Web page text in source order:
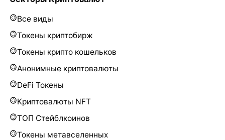
Все виды
Токены криптобирж
Токены крипто кошельков
Анонимные криптовалюты
DeFi Токены
Криптовалюты NFT
ТОП Стейблкоинов
Токены метавселенных